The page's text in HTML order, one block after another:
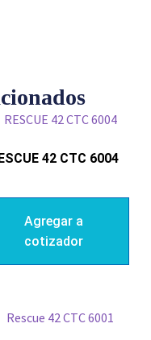
42 CTC 6004
Agregar a
cotizador